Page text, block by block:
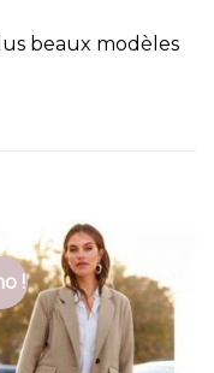
beaux modèles
!